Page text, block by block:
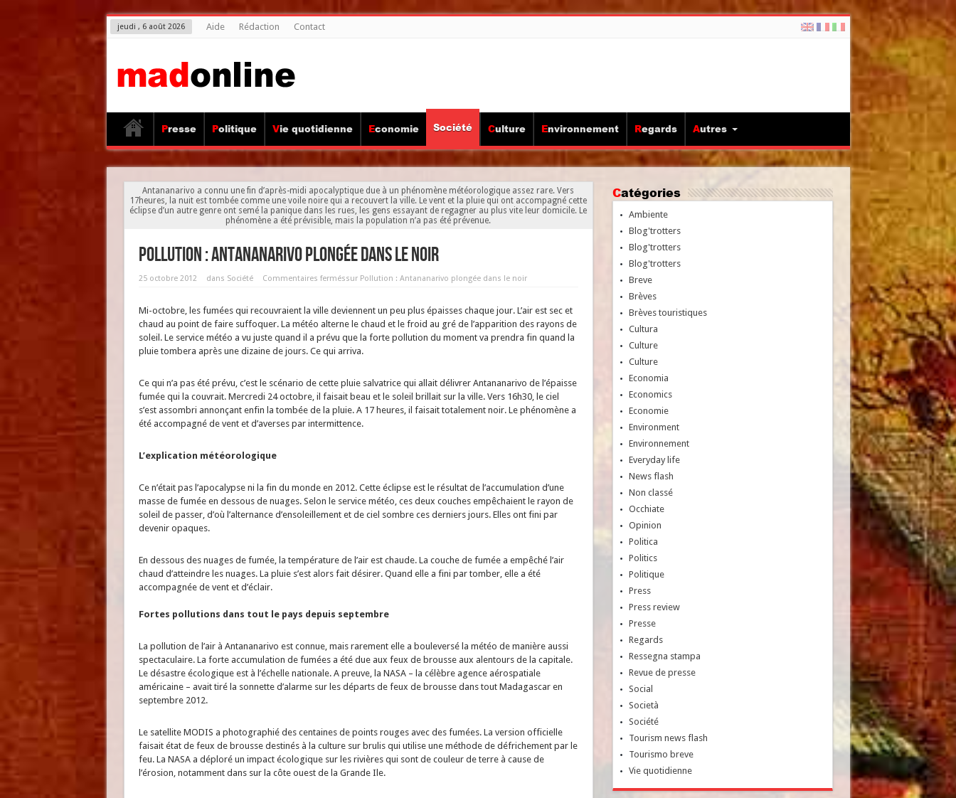
jeudi , 6 août 2026 Aide Rédaction Contact
Presse Politique Vie quotidienne Economie Société Culture Environnement Regards Autres
Antananarivo a connu une fin d’après-midi apocalyptique due à un phénomène météorologique assez rare. Vers
17heures, la nuit est tombée comme une voile noire qui a recouvert la ville. Le vent et la pluie qui ont accompagné cette
éclipse d’un autre genre ont semé la panique dans les rues, les gens essayant de regagner au plus vite leur domicile. Le
phénomène a été prévisible, mais la population n’a pas été prévenue.
Pollution : Antananarivo plongée dans le noir
25 octobre 2012 dans Société Commentaires ferméssur Pollution : Antananarivo plongée dans le noir
Mi-octobre, les fumées qui recouvraient la ville deviennent un peu plus épaisses chaque jour. L’air est sec et
chaud au point de faire suffoquer. La météo alterne le chaud et le froid au gré de l’apparition des rayons de
soleil. Le service météo a vu juste quand il a prévu que la forte pollution du moment va prendra fin quand la
pluie tombera après une dizaine de jours. Ce qui arriva.
Ce qui n’a pas été prévu, c’est le scénario de cette pluie salvatrice qui allait délivrer Antananarivo de l’épaisse
fumée qui la couvrait. Mercredi 24 octobre, il faisait beau et le soleil brillait sur la ville. Vers 16h30, le ciel
s’est assombri annonçant enfin la tombée de la pluie. A 17 heures, il faisait totalement noir. Le phénomène a
été accompagné de vent et d’averses par intermittence.
L’explication météorologique
Ce n’était pas l’apocalypse ni la fin du monde en 2012. Cette éclipse est le résultat de l’accumulation d’une
masse de fumée en dessous de nuages. Selon le service météo, ces deux couches empêchaient le rayon de
soleil de passer, d’où l’alternance d’ensoleillement et de ciel sombre ces derniers jours. Elles ont fini par
devenir opaques.
En dessous des nuages de fumée, la température de l’air est chaude. La couche de fumée a empêché l’air
chaud d’atteindre les nuages. La pluie s’est alors fait désirer. Quand elle a fini par tomber, elle a été
accompagnée de vent et d’éclair.
Fortes pollutions dans tout le pays depuis septembre
La pollution de l’air à Antananarivo est connue, mais rarement elle a bouleversé la météo de manière aussi
spectaculaire. La forte accumulation de fumées a été due aux feux de brousse aux alentours de la capitale.
Le désastre écologique est à l’échelle nationale. A preuve, la NASA – la célèbre agence aérospatiale
américaine – avait tiré la sonnette d’alarme sur les départs de feux de brousse dans tout Madagascar en
septembre 2012.
Le satellite MODIS a photographié des centaines de points rouges avec des fumées. La version officielle
faisait état de feux de brousse destinés à la culture sur brulis qui utilise une méthode de défrichement par le
feu. La NASA a déploré un impact écologique sur les rivières qui sont de couleur de terre à cause de
l’érosion, notamment dans sur la côte ouest de la Grande Ile.
Catégories
Ambiente
Blog'trotters
Blog'trotters
Blog'trotters
Breve
Brèves
Brèves touristiques
Cultura
Culture
Culture
Economia
Economics
Economie
Environment
Environnement
Everyday life
News flash
Non classé
Occhiate
Opinion
Politica
Politics
Politique
Press
Press review
Presse
Regards
Ressegna stampa
Revue de presse
Social
Società
Société
Tourism news flash
Tourismo breve
Vie quotidienne